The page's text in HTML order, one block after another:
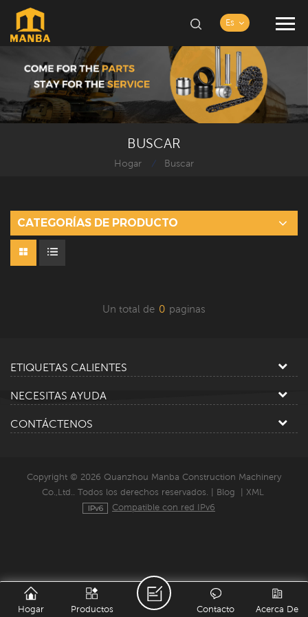
Es
BUSCAR
Hogar / Buscar
CATEGORÍAS DE PRODUCTO
Un total de 0 paginas
ETIQUETAS CALIENTES
NECESITAS AYUDA
CONTÁCTENOS
Copyright © 2026 Quanzhou Manba Construction Machinery
Co.,Ltd.. Todos los derechos reservados. |
Blog
XML
Compatible con red IPv6
Hogar Productos Acerca De
Contacto